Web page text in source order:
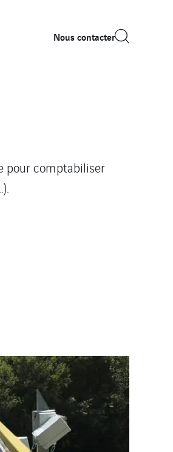
Nous contacter
pour comptabiliser